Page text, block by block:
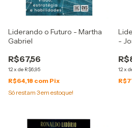
Liderando o Futuro - Martha
Gabriel
R$67,56
12x de R$6,95
R$64,18 com Pix
Só restam 3em estoque!
-
12x